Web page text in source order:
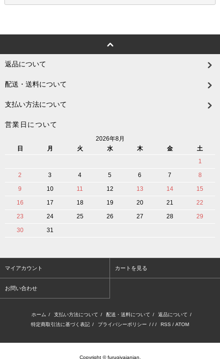
返品について
配送・送料について
支払い方法について
営業日について
2026年8月
日
月 火 水 木 金
土
1
2
3 4 5 6 7
8
9
10 11 12 13 14
15
16
17 18 19 20 21
22
23
24 25 26 27 28
29
30
31
マイアカウント カートを見る
お問い合わせ
ホーム / 支払い方法について / 配送・送料について / 返品について /
特定商取引法に基づく表記 / プライバシーポリシー / / / RSS / ATOM
Copyright © furugiyajanjan.